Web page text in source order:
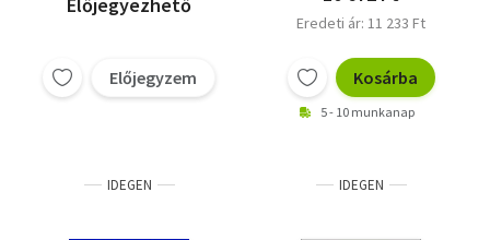
Előjegyzem
Eredeti ár: 11 233 Ft
Kosárba
5 - 10 munkanap
IDEGEN IDEGEN